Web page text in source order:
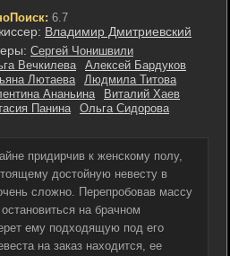
6.7
Владимир Дмитриевский
Сергей Чонишвили
Вечкилева
Алексей Бардуков
Лютаева
Людмила Титова
Ананьина
Виталий Хаев
Панина Ольга Сидорова
придирчив к женскому полу,
достойную невесту в
сложно. Перепробовав массу
на брачном
ему подходящую под его
на заказ находится, ее